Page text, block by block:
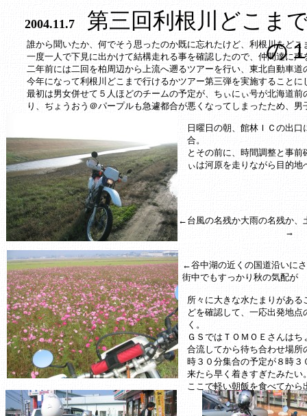
2004.11.7 第三回利根川どこ
の
誰から聞いたか、何でそう思ったのか既に忘れたけど、利根川をど
一度一人で下見に出かけて結構走れる事を確認したので、仲間達に
二年前には二回を柏周辺から上流へ遡るツアーを行い、東北自動車
今年になって利根川どこまで行けるかツアー第三弾を実施すること
最初は男女併せて５人ほどのチームの予定が、ちぃにぃ号が北海道
り、ぢょうおう＠パープルも急遽都合が悪くなってしまったため、
日曜日の朝、館林ＩＣの出
合。
とその前に、時間調整と事
ぃは河原を走りながら目的地
←台風の名残か大雨の名残か、
→
←谷中湖の近くの国道沿いに
街中でもすっかり秋の気配が
所々に大きな水たまりがあ
どを確認して、一応出発地
く。
ＧＳではＴＯＭＯＥさんは
合流してから待ち合わせ場
時３０分集合の予定が８時
来たら早く着きすぎたみたい
ここで軽い朝飯を食べてから